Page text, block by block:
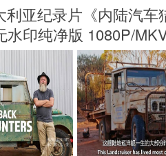
利亚纪录片《内陆汽车
水印纯净版 1080P/